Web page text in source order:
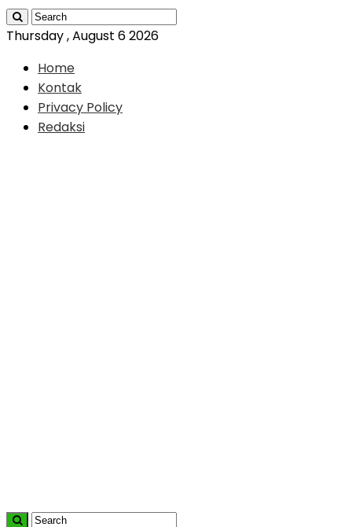
Thursday , August 6 2026
Home
Kontak
Privacy Policy
Redaksi